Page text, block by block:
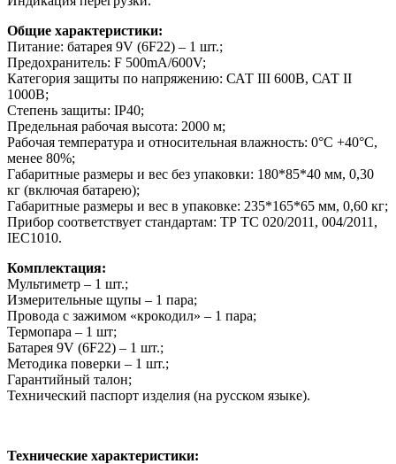
Общие характеристики:
Питание: батарея 9V (6F22) – 1 шт.;
Предохранитель: F 500mA/600V;
Категория защиты по напряжению: САТ III 600В, САТ II
1000В;
Степень защиты: IP40;
Предельная рабочая высота: 2000 м;
Рабочая температура и относительная влажность: 0°C +40°C,
менее 80%;
Габаритные размеры и вес без упаковки: 180*85*40 мм, 0,30
кг (включая батарею);
Габаритные размеры и вес в упаковке: 235*165*65 мм, 0,60 кг;
Прибор соответствует стандартам: ТР ТС 020/2011, 004/2011,
IEC1010.
Комплектация:
Мультиметр – 1 шт.;
Измерительные щупы – 1 пара;
Провода с зажимом «крокодил» – 1 пара;
Термопара – 1 шт;
Батарея 9V (6F22) – 1 шт.;
Методика поверки – 1 шт.;
Гарантийный талон;
Технический паспорт изделия (на русском языке).
Технические характеристики: